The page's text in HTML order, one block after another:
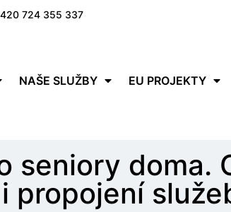
724 355 337
NAŠE SLUŽBY EU PROJEKTY
seniory doma.
propojení